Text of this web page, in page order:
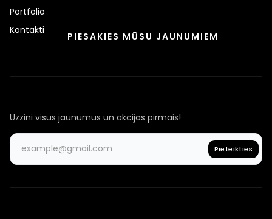
Portfolio
Kontakti
PIESAKIES MŪSU JAUNUMIEM
Uzzini visus jaunumus un akcijas pirmais!